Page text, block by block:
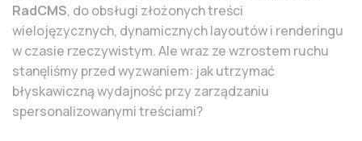
RadCMS, do obsługi złożonych treści
wielojęzycznych, dynamicznych layoutów i renderingu
w czasie rzeczywistym. Ale wraz ze wzrostem ruchu
stanęliśmy przed wyzwaniem: jak utrzymać
błyskawiczną wydajność przy zarządzaniu
spersonalizowanymi treściami?